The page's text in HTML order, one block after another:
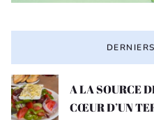
A LA SOURCE
CŒUR D’UN